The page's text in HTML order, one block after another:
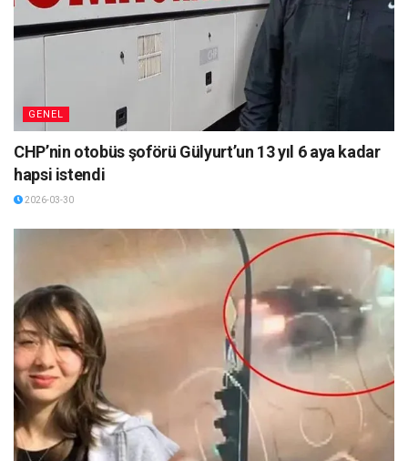
GENEL
CHP’nin otobüs şoförü Gülyurt’un 13 yıl 6 aya kadar
hapsi istendi
2026-03-30